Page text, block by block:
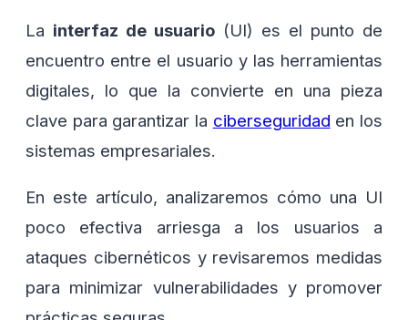
La interfaz de usuario (UI) es el punto de
encuentro entre el usuario y las herramientas
digitales, lo que la convierte en una pieza
clave para garantizar la ciberseguridad en los
sistemas empresariales.
En este artículo, analizaremos cómo una UI
poco efectiva arriesga a los usuarios a
ataques cibernéticos y revisaremos medidas
para minimizar vulnerabilidades y promover